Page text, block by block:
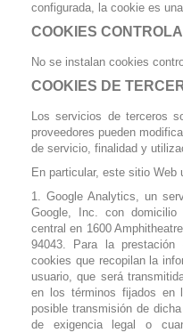
configurada, la cookie es
COOKIES
No se instalan cookies
COOKIES DE
Los servicios de terceros
proveedores pueden
de servicio, finalidad y
En particular, este sitio Web
1. Google Analytics, un
Google, Inc. con
central en 1600
94043. Para la
cookies que recopilan la
usuario, que será
en los términos fijados en
posible transmisión de
de exigencia legal o